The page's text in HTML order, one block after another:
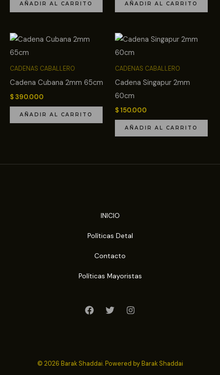
AÑADIR AL CARRITO AÑADIR AL CARRITO
CADENAS CABALLERO
Cadena Cubana 2mm 65cm
$390.000
AÑADIR AL CARRITO
CADENAS CABALLERO
Cadena Singapur 2mm
60cm
$150.000
AÑADIR AL CARRITO
INICIO
Políticas Detal
Contacto
Políticas Mayoristas
© 2026 Barak Shaddai. Powered by Barak Shaddai